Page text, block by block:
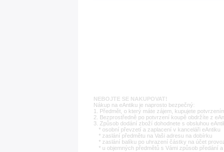
NEBOJTE SE NAKUPOVAT!
Nákup na eAntiku je naprosto bezpečný:
1. Předmět, o který máte zájem, kupujete
2. Bezprostředně po potvrzení koupě obdržíte z
3. Způsob dodání zboží dohodnete s obsluhou
* osobní převzetí a zaplacení v kanceláři eAntiku
* zaslání předmětu na Vaši adresu na dobírku
* zaslání balíku po uhrazení částky na účet
* u objemných předmětů s Vámi způsob předání